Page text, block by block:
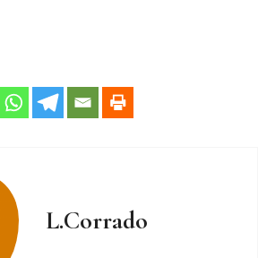
L.Corrado